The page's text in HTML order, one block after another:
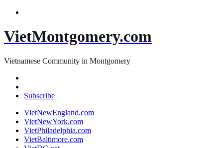
VietMontgomery.com
Vietnamese Community in Montgomery
Subscribe
VietNewEngland.com
VietNewYork.com
VietPhiladelphia.com
VietBaltimore.com